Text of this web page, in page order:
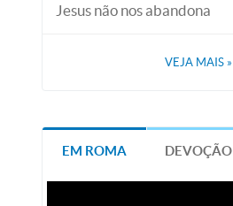
Jesus não nos abandona
VEJA MAIS »
EM ROMA DEVOÇÃO